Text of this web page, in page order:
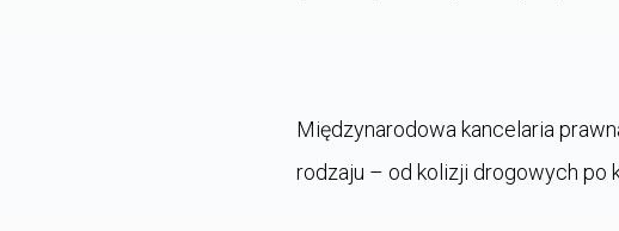
Międzynarodowa kancelaria
rodzaju – od kolizji drogowych po